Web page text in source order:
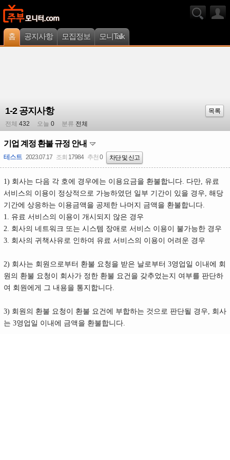
홈 공지사항 모집정보 모니Talk
1-2 공지사항
목록
전체 432 오늘 0 분류 전체
기업 계정 환불 규정 안내
테스트 2023.07.17 조회 17984 추천 0 차단 및 신고
1) 회사는 다음 각 호에 경우에는 이용요금을 환불합니다. 다만, 유료
서비스의 이용이 정상적으로 가능하였던 일부 기간이 있을 경우, 해당
기간에 상응하는 이용금액을 공제한 나머지 금액을 환불합니다.
1. 유료 서비스의 이용이 개시되지 않은 경우
2. 회사의 네트워크 또는 시스템 장애로 서비스 이용이 불가능한 경우
3. 회사의 귀책사유로 인하여 유료 서비스의 이용이 어려운 경우
2) 회사는 회원으로부터 환불 요청을 받은 날로부터 3영업일 이내에 회
원의 환불 요청이 회사가 정한 환불 요건을 갖추었는지 여부를 판단하
여 회원에게 그 내용을 통지합니다.
3) 회원의 환불 요청이 환불 요건에 부합하는 것으로 판단될 경우, 회사
는 3영업일 이내에 금액을 환불합니다.